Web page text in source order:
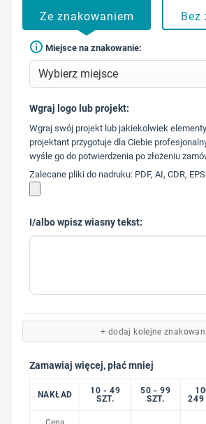
Ze znakowaniem Bez
Miejsce na znakowanie:
217
Wgraj logo lub projekt:
Wgraj swój projekt lub jakiekolwiek
projektant przygotuje dla Ciebie
wyśle go do potwierdzenia po złożeniu
Zalecane pliki do nadruku: PDF, AI, CDR,
I/albo wpisz wiasny tekst:
+ dodaj kolejne
Zamawiaj więcej, płać mniej
NAKŁAD
10 - 49
SZT.
50 - 99
SZT.
249